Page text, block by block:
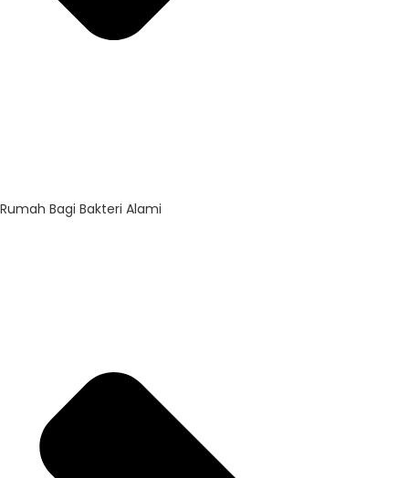
Rumah Bagi Bakteri Alami